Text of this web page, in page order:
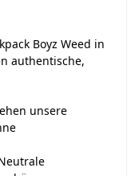
Boyz Weed in
authentische,
unsere